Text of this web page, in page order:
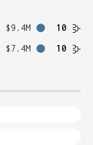
$9.4M
10
$7.4M 10